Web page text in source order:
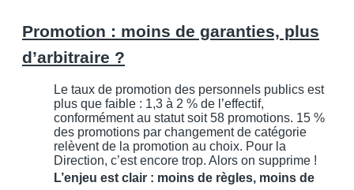
Promotion : moins de garanties, plus
d’arbitraire ?
Le taux de promotion des personnels publics est
plus que faible : 1,3 à 2 % de l’effectif,
conformément au statut soit 58 promotions. 15 %
des promotions par changement de catégorie
relèvent de la promotion au choix. Pour la
Direction, c’est encore trop. Alors on supprime !
L’enjeu est clair : moins de règles, moins de